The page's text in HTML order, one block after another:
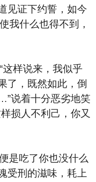
见证下约誓，如今
我什么也得不到，
样说来，我似乎
了，既然如此，倒
说着十分恶劣地笑
损人不利己，你又
是吃了你也没什么
受刑的滋味，耗上